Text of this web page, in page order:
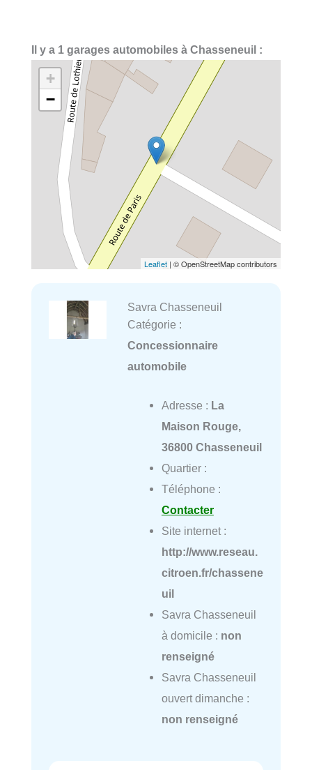
Il y a 1 garages automobiles à Chasseneuil :
+
−
Leaflet | © OpenStreetMap contributors
Savra Chasseneuil
Catégorie :
Concessionnaire
automobile
Adresse : La
Maison Rouge,
36800 Chasseneuil
Quartier :
Téléphone :
Contacter
Site internet :
http://www.reseau.
citroen.fr/chassene
uil
Savra Chasseneuil
à domicile : non
renseigné
Savra Chasseneuil
ouvert dimanche :
non renseigné